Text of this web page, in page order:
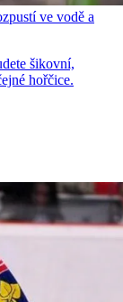
ve vodě a
šikovní,
hořčice.